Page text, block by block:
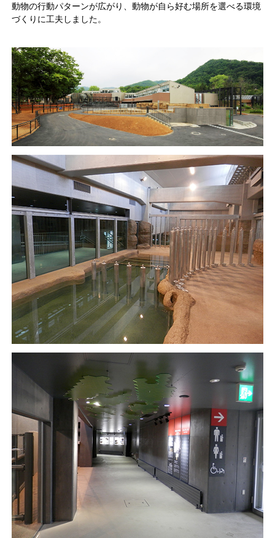
動物の行動パターンが広がり、動物が自ら好む場所を選べる環境
づくりに工夫しました。